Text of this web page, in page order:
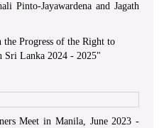
Pinto-Jayawardena and Jagath
Progress of the Right to
Sri Lanka 2024 - 2025"
Meet in Manila, June 2023 -